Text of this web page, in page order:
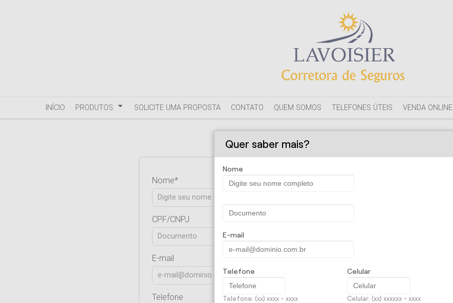
INÍCIO PRODUTOS SOLICITE UMA PROPOSTA CONTATO QUEM SOMOS TELEFONES ÚTEIS VENDA ONLINE
SOLICITE UMA PROPOSTA
Nome
CPF/CNPJ
E-mail
Telefone
Quer saber mais?
Nome
E-mail
Telefone
Telefone: (xx) xxxx - xxxx
Celular
Celular: (xx) xxxxxx - xxxx